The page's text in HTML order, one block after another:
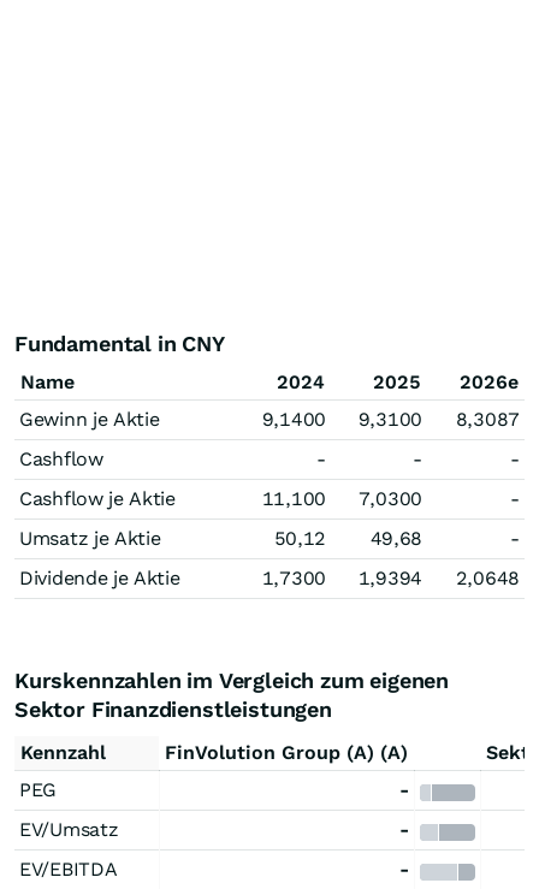
Fundamental in CNY
Name 2024 2025
2026e
Gewinn je Aktie
9,1400 9,3100
8,3087
Cashflow
- -
-
Cashflow je Aktie
11,100 7,0300
-
Umsatz je Aktie
50,12 49,68
-
Dividende je Aktie
1,7300 1,9394 2,0648
Kurskennzahlen im Vergleich zum eigenen
Sektor Finanzdienstleistungen
Kennzahl FinVolution Group (A) (A)
PEG
-
EV/Umsatz
-
EV/EBITDA
-